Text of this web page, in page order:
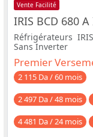
Vente Facilité
IRIS BCD 680
Réfrigérateurs
Sans Inverter
Premier
2 115 Da / 60 mois
2 497 Da / 48 mois
4 481 Da / 24 mois